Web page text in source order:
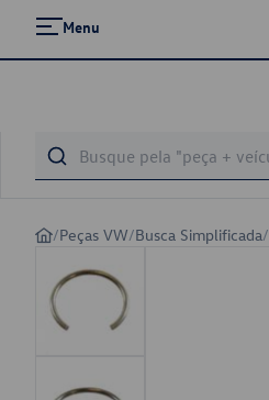
Menu
/Peças VW/Busca Simplificada/